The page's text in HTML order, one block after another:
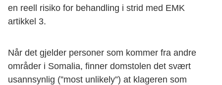
en reell risiko for behandling i strid med EMK
artikkel 3.
Når det gjelder personer som kommer fra andre
områder i Somalia, finner domstolen det svært
usannsynlig (”most unlikely”) at klageren som